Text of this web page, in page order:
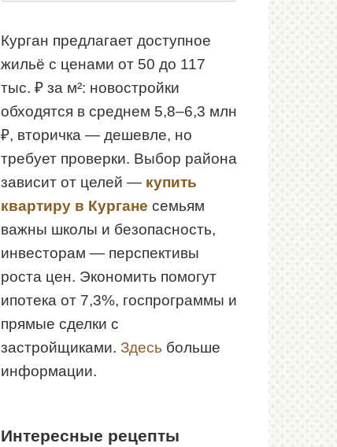
Курган предлагает доступное
жильё с ценами от 50 до 117
тыс. ₽ за м²: новостройки
обходятся в среднем 5,8–6,3 млн
₽, вторичка — дешевле, но
требует проверки. Выбор района
зависит от целей — купить
квартиру в Кургане семьям
важны школы и безопасность,
инвесторам — перспективы
роста цен. Экономить помогут
ипотека от 7,3%, госпрограммы и
прямые сделки с
застройщиками. Здесь больше
информации.
Интересные рецепты